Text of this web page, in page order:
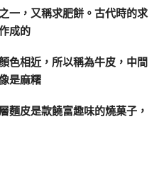
一，又稱求肥餅。古代時的求
成的
色相近，所以稱為牛皮，中間
是麻糬
麵皮是款饒富趣味的燒菓子，